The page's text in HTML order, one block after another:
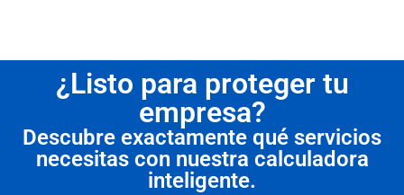
¿Listo para proteger tu
empresa?
Descubre exactamente qué servicios
necesitas con nuestra calculadora
inteligente.